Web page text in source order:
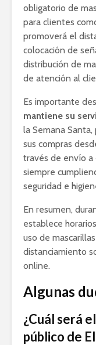
obligatorio de
para clientes
promoverá el
colocación de
distribución de
de atención al
Es importante
mantiene su
la Semana
sus compras
través de envío a
siempre
seguridad e
En resumen,
establece
uso de
distanciamiento
online.
Algunas
¿Cuál será
público de